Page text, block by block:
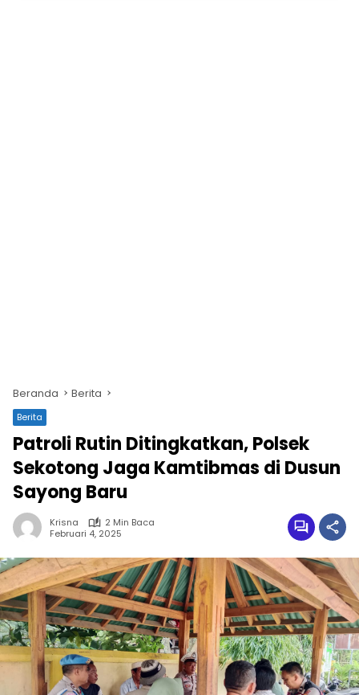
Beranda Berita
Berita
Patroli Rutin Ditingkatkan, Polsek
Sekotong Jaga Kamtibmas di Dusun
Sayong Baru
Krisna
2 Min Baca
Februari 4, 2025